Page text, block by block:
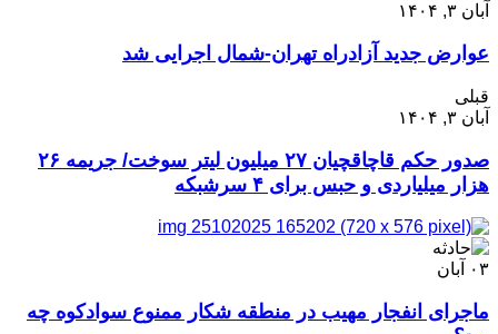
آبان ۳, ۱۴۰۴
عوارض جدید آزادراه تهران-شمال اجرایی شد
قبلی
آبان ۳, ۱۴۰۴
صدور حکم قاچاقچیان ۲۷ میلیون لیتر سوخت‌/ جریمه ۲۶
هزار میلیاردی و حبس برای ۴ سرشبکه‌‌‌
۰۳ آبان
ماجرای انفجار مهیب در منطقه شکار ممنوع سوادکوه چه